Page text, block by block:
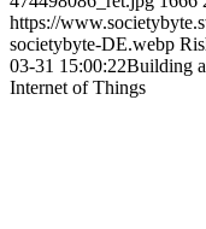
https://
societybyte-DE.webp
03-31 15:00:22Building
Internet of Things